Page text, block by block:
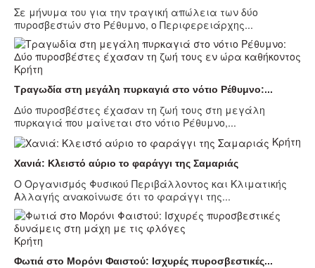
Σε μήνυμα του για την τραγική απώλεια των δύο
πυροσβεστών στο Ρέθυμνο, ο Περιφερειάρχης...
Κρήτη
Τραγωδία στη μεγάλη πυρκαγιά στο νότιο Ρέθυμνο:...
Δύο πυροσβέστες έχασαν τη ζωή τους στη μεγάλη
πυρκαγιά που μαίνεται στο νότιο Ρέθυμνο,...
Κρήτη
Χανιά: Κλειστό αύριο το φαράγγι της Σαμαριάς
Ο Οργανισμός Φυσικού Περιβάλλοντος και Κλιματικής
Αλλαγής ανακοίνωσε ότι το φαράγγι της...
Κρήτη
Φωτιά στο Μορόνι Φαιστού: Ισχυρές πυροσβεστικές...